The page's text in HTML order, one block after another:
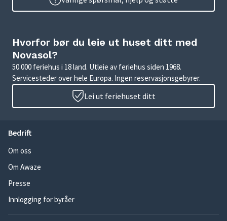
Hvorfor bør du leie ut huset ditt med
Novasol?
50 000 feriehus i 18 land. Utleie av feriehus siden 1968.
Servicesteder over hele Europa. Ingen reservasjonsgebyrer.
Lei ut feriehuset ditt
Bedrift
Om oss
Om Awaze
Presse
Innlogging for byråer